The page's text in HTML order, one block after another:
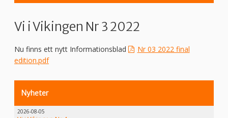
Vi i Vikingen Nr 3 2022
Nu finns ett nytt Informationsblad
Nr 03 2022 final
edition.pdf
Nyheter
2026-08-05